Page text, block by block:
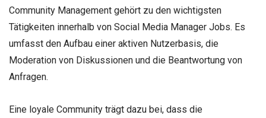
Community Management gehört zu den wichtigsten
Tätigkeiten innerhalb von Social Media Manager Jobs. Es
umfasst den Aufbau einer aktiven Nutzerbasis, die
Moderation von Diskussionen und die Beantwortung von
Anfragen.
Eine loyale Community trägt dazu bei, dass die